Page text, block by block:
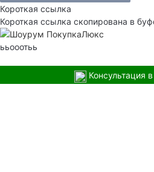
Короткая ссылка
Короткая ссылка скопирована в
ььооотьь
Консультация